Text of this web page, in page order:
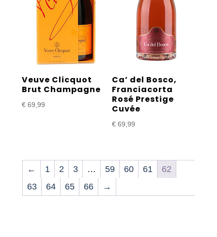
Veuve Clicquot
Brut Champagne
€69,99
Ca’ del Bosco,
Franciacorta
Rosé Prestige
Cuvée
€ 69,99
← 1 2 3 … 59 60 61
62
63
64 65 66 →